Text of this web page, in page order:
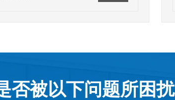
否被以下问题所困扰